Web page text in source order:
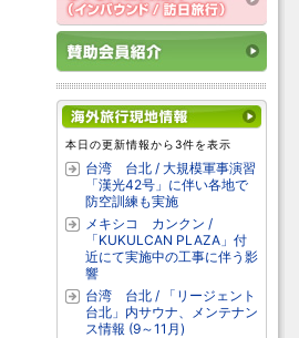
本日の更新情報から3件を表示
台湾 台北 / 大規模軍事演習
「漢光42号」に伴い各地で
防空訓練も実施
メキシコ カンクン /
「KUKULCAN PLAZA」付
近にて実施中の工事に伴う影
響
台湾 台北 / 「リージェント
台北」内サウナ、メンテナン
ス情報 (9～11月)